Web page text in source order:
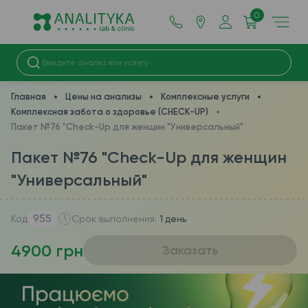
0
Главная Цены на анализы
Комплексные услуги
Комплексная забота о здоровье (CHECK-UP)
Пакет №76 "Check-Up для женщин "Универсальный"
Пакет №76 "Check-Up для женщин
"Универсальный"
Код 955 Срок выполнения: 1 день
4900 грн Заказать